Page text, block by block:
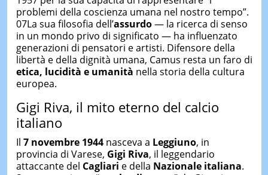
problemi della coscienza umana nel nostro tempo”.
07La sua filosofia dell’assurdo— la ricerca di senso
in un mondo privo di significato — ha influenzato
generazioni di pensatori e artisti. Difensore della
libertà e della dignità umana, Camus resta un faro di
etica, lucidità e umanità nella storia della cultura
europea.
Gigi Riva, il mito eterno del calcio
italiano
Il 7 novembre 1944nasceva a Leggiuno, in
provincia di Varese, Gigi Riva, il leggendario
attaccante del Cagliari e della Nazionale italiana.